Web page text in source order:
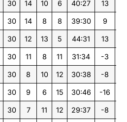
30 14 10 6 40:27 13
30 14 8 8 39:30 9
30 12 13 5 44:31 13
30 11 8 11 31:34 -3
30 8 10 12 30:38 -8
30 9 6 15 30:46 -16
30 7 11 12 29:37 -8